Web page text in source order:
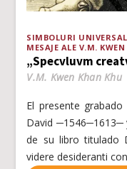
SIMBOLURI
MESAJE ALE V.M.
„Specvluvm
V.M. Kwen Khan Khu
El presente
David
de su libro titulado
videre desideranti